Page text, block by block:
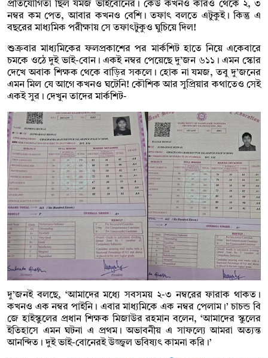
প্রতিযোগিতা ছিল যমজ ভাইবোনের। কেউ কখনও কারও থেকে ২, ৩
নম্বর কম পেত, আবার কখনও বেশি। তফাৎ বলতে এটুকুই। কিন্তু এ
বছরের মাধ্যমিক পরীক্ষায় সে তফাৎটুকুও ঘুচিয়ে দিল!
শুক্রবার মাধ্যমিকের ফলপ্রকাশের পর মার্কশিট হাতে নিয়ে একেবারে
চমকে ওঠে দুই ভাই-বোন। একই নম্বর পেয়েছে দু’জন ৬১১। এমন স্কোর
দেখে অবাক শিক্ষক থেকে বাড়ির সকলে। হোক না যমজ, তবু দু’জনের
এমন মিল যে আগে কখনও ঘটেনি! কৌশিক আর সুপ্রিয়ার কথাতেও সেই
একই সুর। দেখুন তাদের মার্কশিট-
দু’জনই বলছে, ‘আমাদের মধ্যে সবসময় ২-৩ নম্বরের ফারাক থাকত।
কখনও এক নম্বর পাইনি। এবার মাধ্যমিকে এক নম্বর পেলাম।’ চাচন্ড বি
জে হাইস্কুলের প্রধান শিক্ষক মিজাউর রহমান বলেন, ‘আমাদের স্কুলের
ইতিহাসে এমন ঘটনা এ প্রথম। অভাবনীয় এ সাফল্যে আমরা অত্যন্ত
আনন্দিত। দুই ভাই-বোনেরই উজ্জ্বল ভবিষ্যৎ কামনা করি।’